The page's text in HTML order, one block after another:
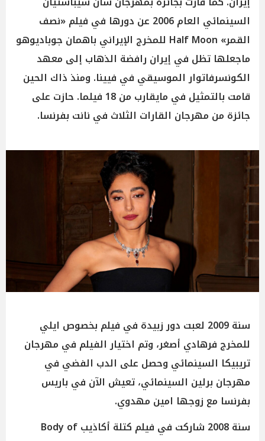
السينمائي العام 2006 عن دورها في فيلم «نصف
القمر» Half Moon للمخرج الإيراني باهمان جوباديوهو
ماجعلها تظل في إيران رافضة الذهاب إلى معهد
الكونسرفاتوار الموسيقي في فيينا. ومنذ ذاك الحين
قامت بالتمثيل في مايقارب من 18 فيلما. حازت على
جائزة من مهرجان القارات الثلاث في نانت بفرنسا.
سنة 2009 لعبت دور زبيدة في فيلم بخصوص ايلي
للمخرج فرهادي أصغر، وتم اختيار الفيلم في مهرجان
تريبيكا السينمائي وحصل على الدب الفضي في
مهرجان برلين السينمائي، تعيش الآن في باريس
بفرنسا مع زوجها امين مهدوي.
سنة 2008 شاركت في فيلم كتلة أكاذيب Body of